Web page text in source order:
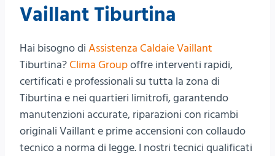
Vaillant Tiburtina
Hai bisogno di Assistenza Caldaie Vaillant
Tiburtina?Clima Groupoffre interventi rapidi,
certificati e professionali su tutta la zona di
Tiburtina e nei quartieri limitrofi, garantendo
manutenzioni accurate, riparazioni con ricambi
originali Vaillant e prime accensioni con collaudo
tecnico a norma di legge. I nostri tecnici qualificati